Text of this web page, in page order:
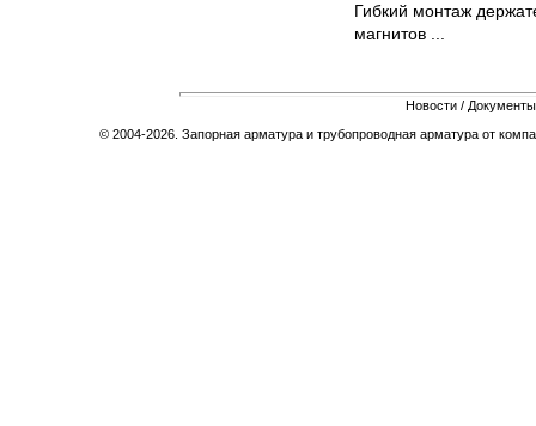
Гибкий монтаж
магнитов ...
Новости / Документы
© 2004-2026. Запорная арматура и трубопроводная арматура от